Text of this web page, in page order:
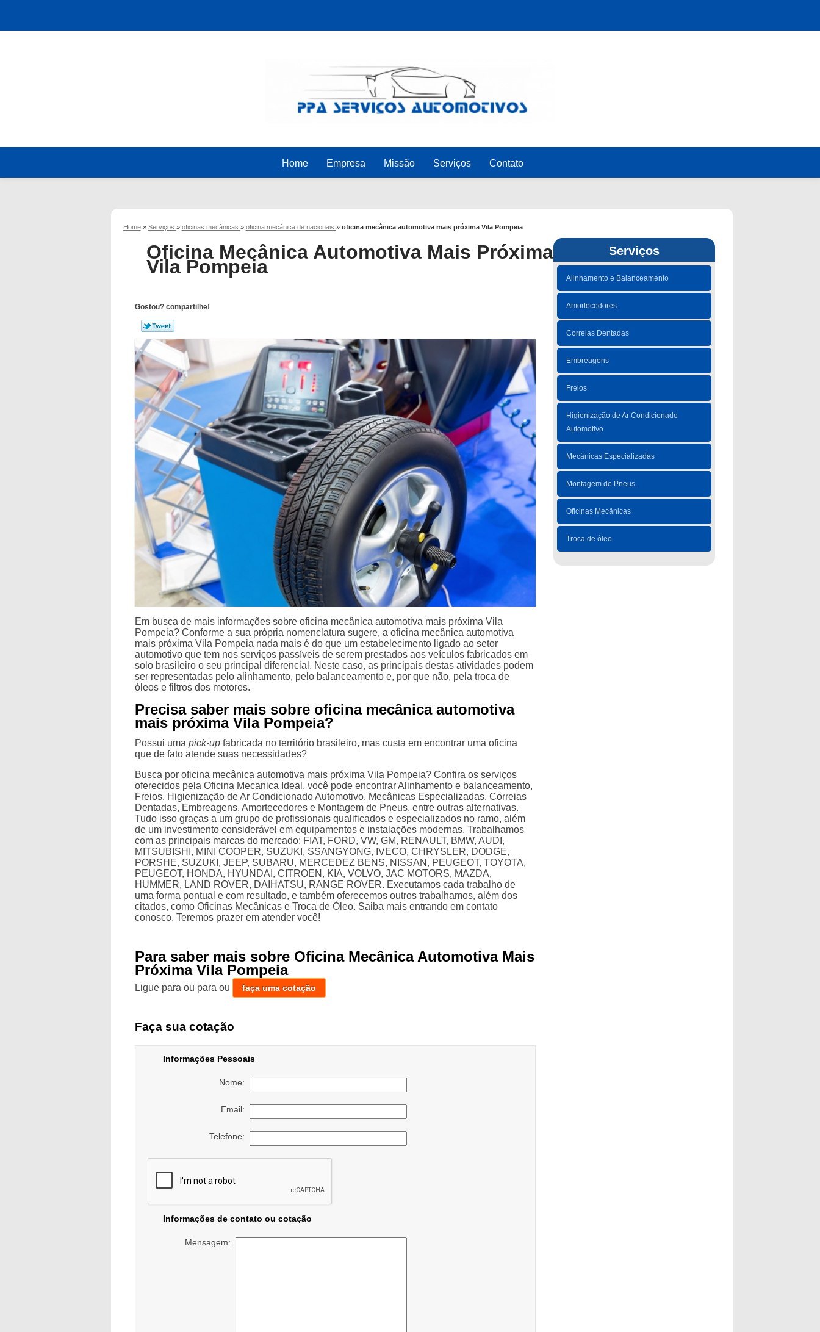
Home Empresa Missão Serviços Contato
Home » Serviços » oficinas mecânicas » oficina mecânica de nacionais » oficina mecânica automotiva mais próxima Vila Pompeia
Serviços
Alinhamento e Balanceamento
Amortecedores
Correias Dentadas
Embreagens
Freios
Higienização de Ar Condicionado
Automotivo
Mecânicas Especializadas
Montagem de Pneus
Oficinas Mecânicas
Troca de óleo
Oficina Mecânica Automotiva Mais Próxima
Vila Pompeia
Gostou? compartilhe!
Em busca de mais informações sobre oficina mecânica automotiva mais próxima Vila
Pompeia? Conforme a sua própria nomenclatura sugere, a oficina mecânica automotiva
mais próxima Vila Pompeia nada mais é do que um estabelecimento ligado ao setor
automotivo que tem nos serviços passíveis de serem prestados aos veículos fabricados em
solo brasileiro o seu principal diferencial. Neste caso, as principais destas atividades podem
ser representadas pelo alinhamento, pelo balanceamento e, por que não, pela troca de
óleos e filtros dos motores.
Precisa saber mais sobre oficina mecânica automotiva
mais próxima Vila Pompeia?
Possui umapick-up fabricada no território brasileiro, mas custa em encontrar uma oficina
que de fato atende suas necessidades?
Busca por oficina mecânica automotiva mais próxima Vila Pompeia? Confira os serviços
oferecidos pela Oficina Mecanica Ideal, você pode encontrar Alinhamento e balanceamento,
Freios, Higienização de Ar Condicionado Automotivo, Mecânicas Especializadas, Correias
Dentadas, Embreagens, Amortecedores e Montagem de Pneus, entre outras alternativas.
Tudo isso graças a um grupo de profissionais qualificados e especializados no ramo, além
de um investimento considerável em equipamentos e instalações modernas. Trabalhamos
com as principais marcas do mercado: FIAT, FORD, VW, GM, RENAULT, BMW, AUDI,
MITSUBISHI, MINI COOPER, SUZUKI, SSANGYONG, IVECO, CHRYSLER, DODGE,
PORSHE, SUZUKI, JEEP, SUBARU, MERCEDEZ BENS, NISSAN, PEUGEOT, TOYOTA,
PEUGEOT, HONDA, HYUNDAI, CITROEN, KIA, VOLVO, JAC MOTORS, MAZDA,
HUMMER, LAND ROVER, DAIHATSU, RANGE ROVER. Executamos cada trabalho de
uma forma pontual e com resultado, e também oferecemos outros trabalhamos, além dos
citados, como Oficinas Mecânicas e Troca de Óleo. Saiba mais entrando em contato
conosco. Teremos prazer em atender você!
Para saber mais sobre Oficina Mecânica Automotiva Mais
Próxima Vila Pompeia
Ligue paraou paraou faça uma cotação
Faça sua cotação
Informações Pessoais
Nome:
Email:
Telefone:
Informações de contato ou cotação
Mensagem: